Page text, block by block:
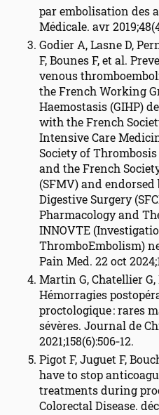
par embolisation des
Médicale. avr
Godier A, Lasne D,
F, Bounes F, et al.
venous
the French Working
Haemostasis (GIHP)
with the French
Intensive Care
Society of
and the French
(SFMV) and
Digestive Surgery
Pharmacology and
INNOVTE
ThromboEmbolism)
Pain Med. 22 oct
Martin G, Chatellier G,
Hémorragies
proctologique : rares
sévères. Journal de
2021;158(6):506‑12.
Pigot F, Juguet F,
have to stop
treatments during
Colorectal Disease. déc